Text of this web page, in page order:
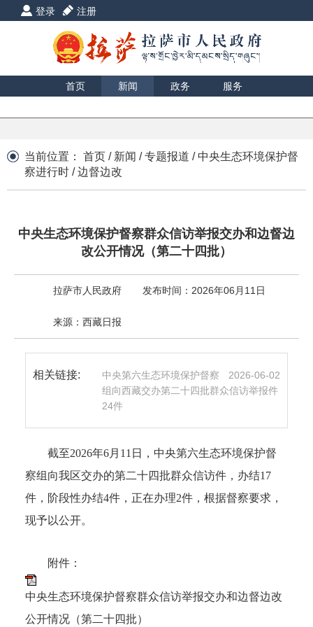
登录 注册
首页 新闻 政务
服务
当前位置： 首页 / 新闻 /专题报道 / 中央生态环境保护督
察进行时 /边督边改
中央生态环境保护督察群众信访举报交办和边督边
改公开情况（第二十四批）
拉萨市人民政府 发布时间：2026年06月11日
来源：西藏日报
相关链接: 2026-06-02
中央第六生态环境保护督察
组向西藏交办第二十四批群众信访举报件
24件
截至2026年6月11日，中央第六生态环境保护督
察组向我区交办的第二十四批群众信访件，办结17
件，阶段性办结4件，正在办理2件，根据督察要求，
现予以公开。
附件：
中央生态环境保护督察群众信访举报交办和边督边改
公开情况（第二十四批）